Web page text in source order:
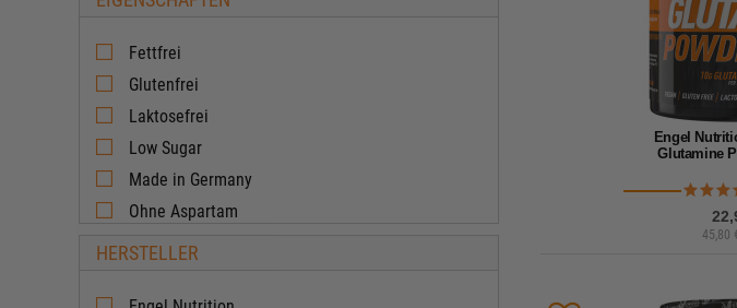
Fettfrei
Glutenfrei
Laktosefrei
Low Sugar
Made in Germany
Ohne Aspartam
Ohne Creatin
HERSTELLER
Engel
Glutamine
45,80